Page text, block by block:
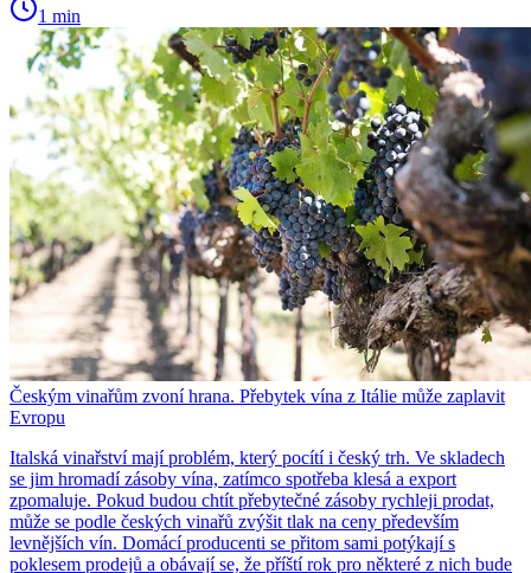
1 min
Českým vinařům zvoní hrana. Přebytek vína z Itálie může zaplavit
Evropu
Italská vinařství mají problém, který pocítí i český trh. Ve skladech
se jim hromadí zásoby vína, zatímco spotřeba klesá a export
zpomaluje. Pokud budou chtít přebytečné zásoby rychleji prodat,
může se podle českých vinařů zvýšit tlak na ceny především
levnějších vín. Domácí producenti se přitom sami potýkají s
poklesem prodejů a obávají se, že příští rok pro některé z nich bude